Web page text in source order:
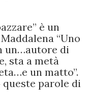
è un
“Uno
un…autore di
sta a metà
un matto”.
parole di